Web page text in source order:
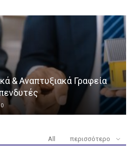
& Αναπτυξιακά Γραφεία
0
All περισσότερο